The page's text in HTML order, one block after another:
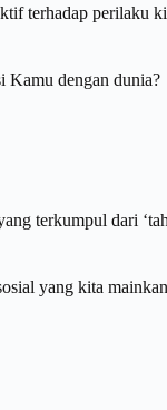
terhadap perilaku
Kamu dengan dunia?
terkumpul dari
yang kita